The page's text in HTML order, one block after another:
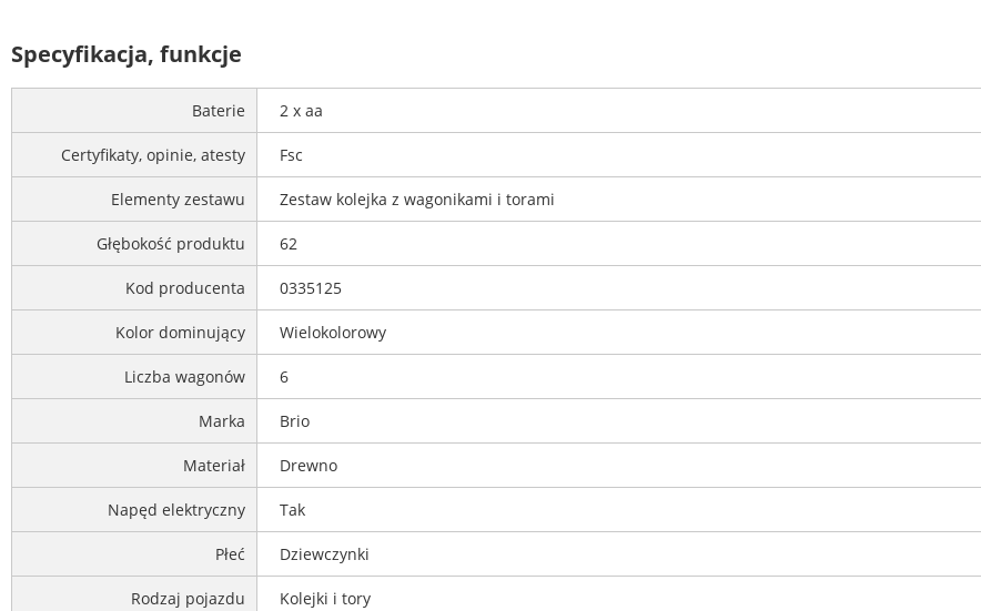
Specyfikacja, funkcje
Baterie 2 x aa
Certyfikaty, opinie, atesty Fsc
Elementy zestawu Zestaw kolejka z wagonikami i torami
Głębokość produktu 62
Kod producenta 0335125
Kolor dominujący Wielokolorowy
Liczba wagonów 6
Marka Brio
Materiał Drewno
Napęd elektryczny Tak
Płeć Dziewczynki
Rodzaj pojazdu Kolejki i tory